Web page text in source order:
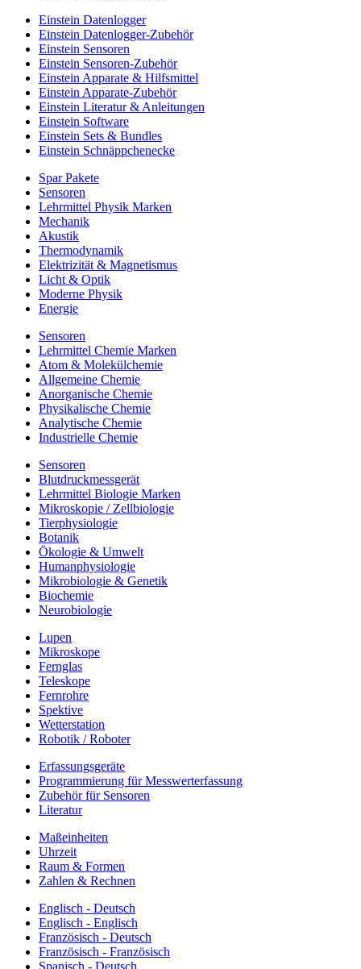
Einstein Datenlogger
Einstein Datenlogger-Zubehör
Einstein Sensoren
Einstein Sensoren-Zubehör
Einstein Apparate & Hilfsmittel
Einstein Apparate-Zubehör
Einstein Literatur & Anleitungen
Einstein Software
Einstein Sets & Bundles
Einstein Schnäppchenecke
Spar Pakete
Sensoren
Lehrmittel Physik Marken
Mechanik
Akustik
Thermodynamik
Elektrizität & Magnetismus
Licht & Optik
Moderne Physik
Energie
Sensoren
Lehrmittel Chemie Marken
Atom & Molekülchemie
Allgemeine Chemie
Anorganische Chemie
Physikalische Chemie
Analytische Chemie
Industrielle Chemie
Sensoren
Blutdruckmessgerät
Lehrmittel Biologie Marken
Mikroskopie / Zellbiologie
Tierphysiologie
Botanik
Ökologie & Umwelt
Humanphysiologie
Mikrobiologie & Genetik
Biochemie
Neurobiologie
Lupen
Mikroskope
Fernglas
Teleskope
Fernrohre
Spektive
Wetterstation
Robotik / Roboter
Erfassungsgeräte
Programmierung für Messwerterfassung
Zubehör für Sensoren
Literatur
Maßeinheiten
Uhrzeit
Raum & Formen
Zahlen & Rechnen
Englisch - Deutsch
Englisch - Englisch
Französisch - Deutsch
Französisch - Französisch
Spanisch - Deutsch